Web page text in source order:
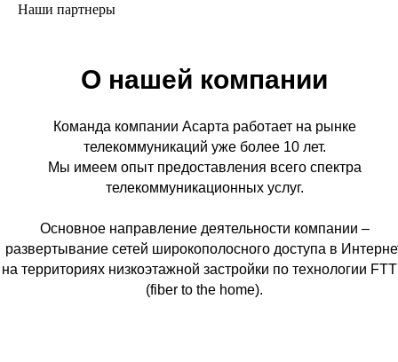
О нашей компании
Команда компании Асарта работает на рынке
телекоммуникаций уже более 10 лет.
Мы имеем опыт предоставления всего спектра
телекоммуникационных услуг.
Основное направление деятельности компании –
развертывание сетей широкополосного доступа в
на территориях низкоэтажной застройки по технологии
(fiber to the home).
Наши партнеры